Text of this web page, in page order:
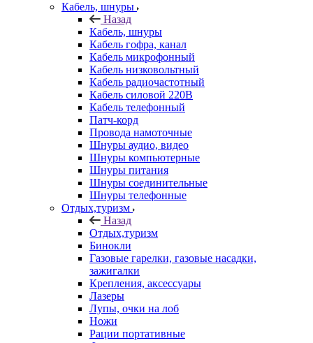
Кабель, шнуры
Назад
Кабель, шнуры
Кабель гофра, канал
Кабель микрофонный
Кабель низковольтный
Кабель радиочастотный
Кабель силовой 220В
Кабель телефонный
Патч-корд
Провода намоточные
Шнуры аудио, видео
Шнуры компьютерные
Шнуры питания
Шнуры соединительные
Шнуры телефонные
Отдых,туризм
Назад
Отдых,туризм
Бинокли
Газовые гарелки, газовые насадки,
зажигалки
Крепления, аксессуары
Лазеры
Лупы, очки на лоб
Ножи
Рации портативные